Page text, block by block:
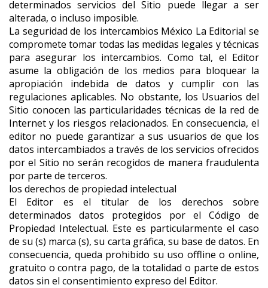
determinados servicios del Sitio puede llegar a ser
alterada, o incluso imposible.
La seguridad de los intercambios México La Editorial se
compromete tomar todas las medidas legales y técnicas
para asegurar los intercambios. Como tal, el Editor
asume la obligación de los medios para bloquear la
apropiación indebida de datos y cumplir con las
regulaciones aplicables. No obstante, los Usuarios del
Sitio conocen las particularidades técnicas de la red de
Internet y los riesgos relacionados. En consecuencia, el
editor no puede garantizar a sus usuarios de que los
datos intercambiados a través de los servicios ofrecidos
por el Sitio no serán recogidos de manera fraudulenta
por parte de terceros.
los derechos de propiedad intelectual
El Editor es el titular de los derechos sobre
determinados datos protegidos por el Código de
Propiedad Intelectual. Este es particularmente el caso
de su (s) marca (s), su carta gráfica, su base de datos. En
consecuencia, queda prohibido su uso offline o online,
gratuito o contra pago, de la totalidad o parte de estos
datos sin el consentimiento expreso del Editor.